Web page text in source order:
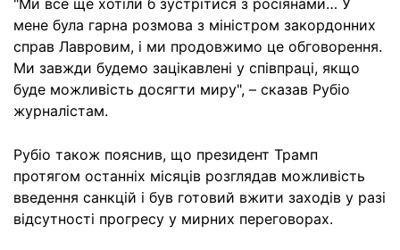
"Ми все ще хотіли б зустрітися з росіянами… У
мене була гарна розмова з міністром закордонних
справ Лавровим, і ми продовжимо це обговорення.
Ми завжди будемо зацікавлені у співпраці, якщо
буде можливість досягти миру", – сказав Рубіо
журналістам.
Рубіо також пояснив, що президент Трамп
протягом останніх місяців розглядав можливість
введення санкцій і був готовий вжити заходів у разі
відсутності прогресу у мирних переговорах.